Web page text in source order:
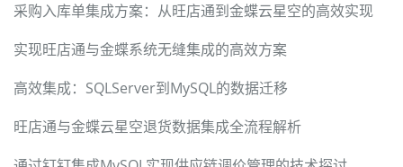
采购入库单集成方案：从旺店通到金蝶云星空的高效实现
实现旺店通与金蝶系统无缝集成的高效方案
高效集成：SQLServer到MySQL的数据迁移
旺店通与金蝶云星空退货数据集成全流程解析